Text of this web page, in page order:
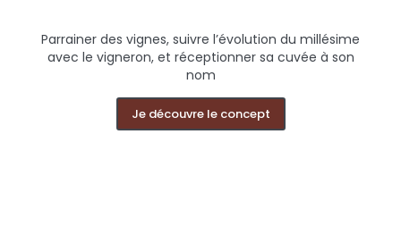
Parrainer des vignes, suivre l’évolution du millésime
avec le vigneron, et réceptionner sa cuvée à son
nom
Je découvre le concept